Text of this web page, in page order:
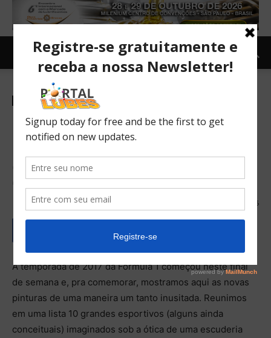
Carro e Moto Carro TOPNEWS
10 superesportivos pintados
para a GUERRA
Que tal uma LaFerrari com visual típico da escuderia? Ou
um Honda NSX ao estilo McLaren?
27/03/2017 735
A temporada de 2017 da Fórmula 1 começou neste final
de semana e, pra comemorar, mostramos aqui as novas
pinturas de uma maneira um tanto inusitada. Reunimos
em uma lista 10 grandes esportivos (alguns ainda
conceituais) imaginados sob a ótica de uma escuderia